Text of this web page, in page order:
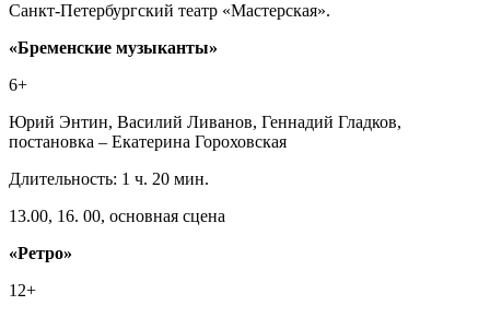
Санкт-Петербургский театр «Мастерская».
«Бременские музыканты»
6+
Юрий Энтин, Василий Ливанов, Геннадий Гладков,
постановка – Екатерина Гороховская
Длительность: 1 ч. 20 мин.
13.00, 16. 00, основная сцена
«Ретро»
12+